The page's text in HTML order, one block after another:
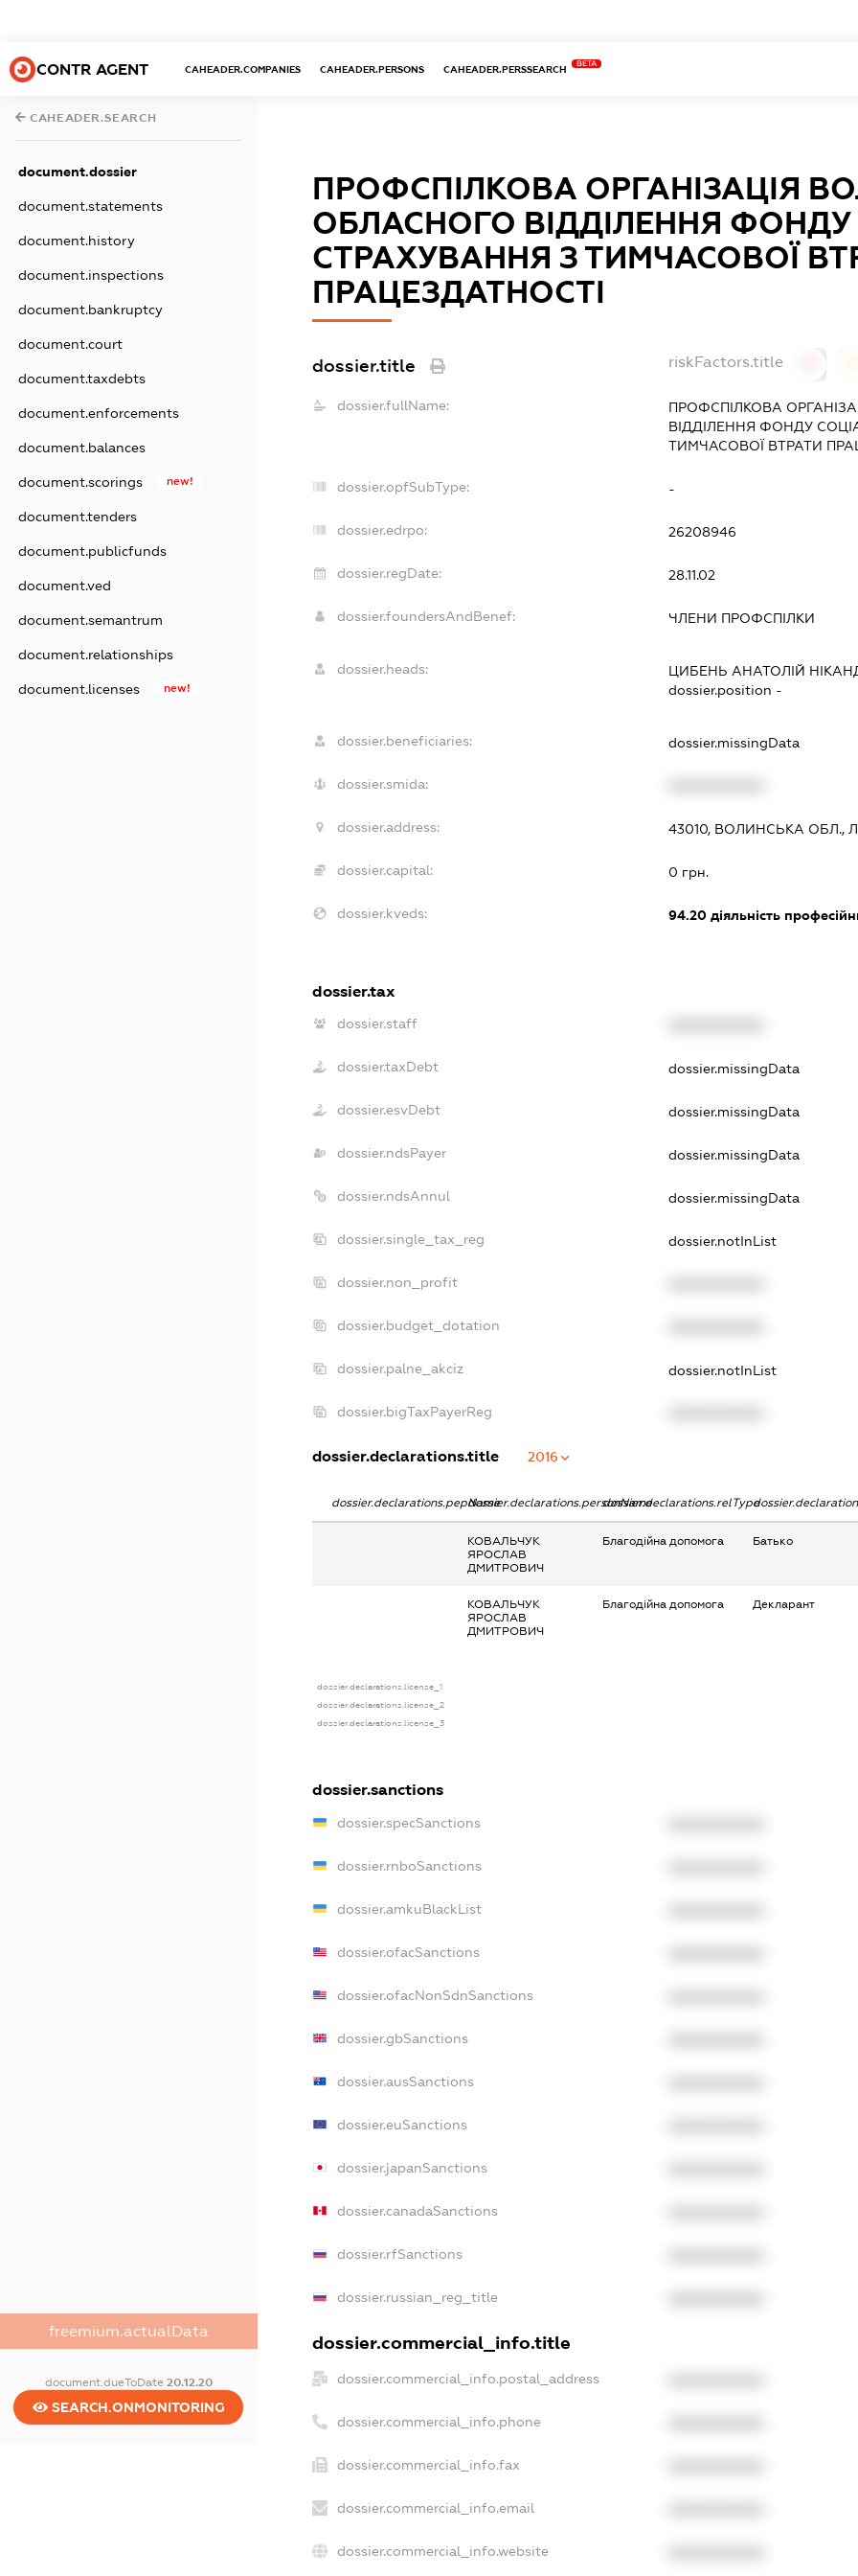
CONTR AGENT CAHEADER.COMPANIES CAHEADER.PERSONS CAHEADER.PERSSEARCH
BETA
CAHEADER.SEARCH
document.dossier
document.statements
document.history
document.inspections
document.bankruptcy
document.court
document.taxdebts
document.enforcements
document.balances
document.scorings new!
document.tenders
document.publicfunds
document.ved
document.semantrum
document.relationships
document.licenses new!
freemium.actualData
document.dueToDate 20.12.20
SEARCH.ONMONITORING
ПРОФСПІЛКОВА ОРГАНІЗАЦІЯ
ОБЛАСНОГО ВІДДІЛЕННЯ
СТРАХУВАННЯ З ТИМЧАСОВОЇ
ПРАЦЕЗДАТНОСТІ
dossier.title riskFactors.title
dossier.fullName:
ПРОФСПІЛКОВА
ВІДДІЛЕННЯ ФОНДУ
ТИМЧАСОВОЇ ВТРАТИ
dossier.opfSubType: -
dossier.edrpo: 26208946
dossier.regDate: 28.11.02
dossier.foundersAndBenef: ЧЛЕНИ ПРОФСПІЛКИ
dossier.heads: ЦИБЕНЬ АНАТОЛІЙ
dossier.position -
dossier.beneficiaries: dossier.missingData
dossier.smida:
dossier.address: 43010, ВОЛИНСЬКА ОБЛ.,
dossier.capital: 0 грн.
dossier.kveds: 94.20діяльність
dossier.tax
dossier.staff
dossier.taxDebt dossier.missingData
dossier.esvDebt dossier.missingData
dossier.ndsPayer dossier.missingData
dossier.ndsAnnul dossier.missingData
dossier.single_tax_reg dossier.notInList
dossier.non_profit
dossier.budget_dotation
dossier.palne_akciz dossier.notInList
dossier.bigTaxPayerReg
dossier.declarations.title 2016
dossier.declarations.pepNamedossier.declarations.personNamedossier.declarations.relType
КОВАЛЬЧУК
ЯРОСЛАВ
ДМИТРОВИЧ
Благодійна допомога Батько
КОВАЛЬЧУК
ЯРОСЛАВ
ДМИТРОВИЧ
Благодійна допомога Декларант
dossier.declarations.license_1
dossier.declarations.license_2
dossier.declarations.license_3
dossier.sanctions
dossier.specSanctions
dossier.rnboSanctions
dossier.amkuBlackList
dossier.ofacSanctions
dossier.ofacNonSdnSanctions
dossier.gbSanctions
dossier.ausSanctions
dossier.euSanctions
dossier.japanSanctions
dossier.canadaSanctions
dossier.rfSanctions
dossier.russian_reg_title
dossier.commercial_info.title
dossier.commercial_info.postal_address
dossier.commercial_info.phone
dossier.commercial_info.fax
dossier.commercial_info.email
dossier.commercial_info.website